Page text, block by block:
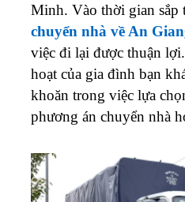
Minh. Vào thời gian sắp
chuyển nhà về An
việc đi lại được thuận
hoạt của gia đình bạn
khoăn trong việc lựa
phương án chuyển nhà